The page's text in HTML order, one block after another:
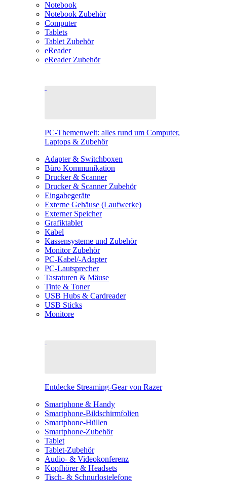
Notebook
Notebook Zubehör
Computer
Tablets
Tablet Zubehör
eReader
eReader Zubehör
PC-Themenwelt: alles rund um Computer,
Laptops & Zubehör
Adapter & Switchboxen
Büro Kommunikation
Drucker & Scanner
Drucker & Scanner Zubehör
Eingabegeräte
Externe Gehäuse (Laufwerke)
Externer Speicher
Grafiktablet
Kabel
Kassensysteme und Zubehör
Monitor Zubehör
PC-Kabel/-Adapter
PC-Lautsprecher
Tastaturen & Mäuse
Tinte & Toner
USB Hubs & Cardreader
USB Sticks
Monitore
Entdecke Streaming-Gear von Razer
Smartphone & Handy
Smartphone-Bildschirmfolien
Smartphone-Hüllen
Smartphone-Zubehör
Tablet
Tablet-Zubehör
Audio- & Videokonferenz
Kopfhörer & Headsets
Tisch- & Schnurlostelefone